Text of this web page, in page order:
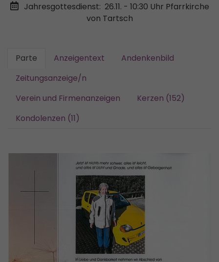
Jahresgottesdienst: 26.11. - 10:30 Uhr Pfarrkirche
von Tartsch
Parte Anzeigentext
Andenkenbild
Zeitungsanzeige/n
Verein und Firmenanzeigen
Kerzen (152)
Kondolenzen (11)